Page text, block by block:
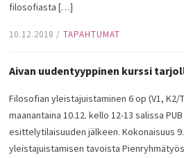
filosofiasta […]
10.12.2018 /TAPAHTUMAT
Aivan uudentyyppinen kurssi
Filosofian yleistajuistaminen 6 op (V1,
maanantaina 10.12. kello 12-13 salissa
esittelytilaisuuden jälkeen. Kokonaisuus
yleistajuistamisen tavoista